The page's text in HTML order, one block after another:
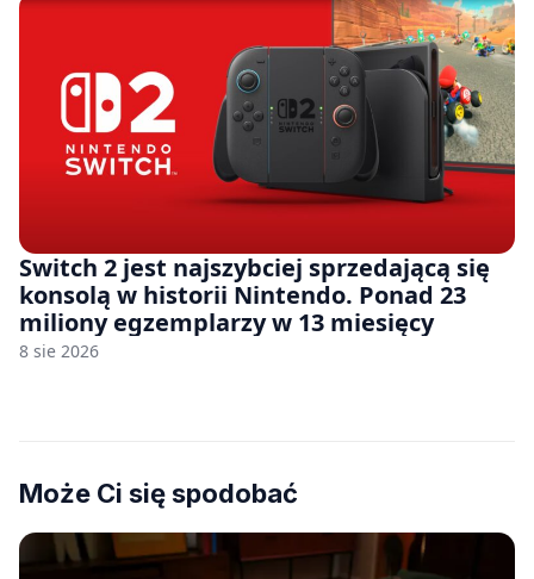
Switch 2 jest najszybciej sprzedającą się
konsolą w historii Nintendo. Ponad 23
miliony egzemplarzy w 13 miesięcy
8 sie 2026
Może Ci się spodobać